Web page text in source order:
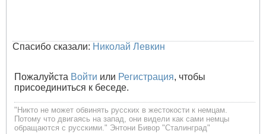
Спасибо сказали: Николай Левкин
Пожалуйста Войти или Регистрация, чтобы
присоединиться к беседе.
"Никто не может обвинять русских в жестокости к немцам.
Потому что двигаясь на запад, они видели как сами немцы
обращаются с русскими." Энтони Бивор "Сталинград"